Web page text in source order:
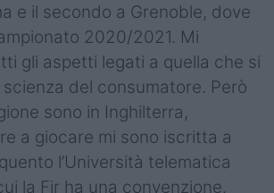
e il secondo a Grenoble, dove
2020/2021. Mi
gli aspetti legati a quella che si
del consumatore. Però
sono in Inghilterra,
a giocare mi sono iscritta a
l’Università telematica
la Fir ha una convenzione.